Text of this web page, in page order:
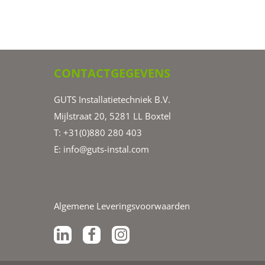
CONTACTGEGEVENS
GUTS Installatietechniek B.V.
Mijlstraat 20, 5281 LL Boxtel
T: +31(0)880 280 403
E: info@guts-instal.com
Algemene Leveringsvoorwaarden